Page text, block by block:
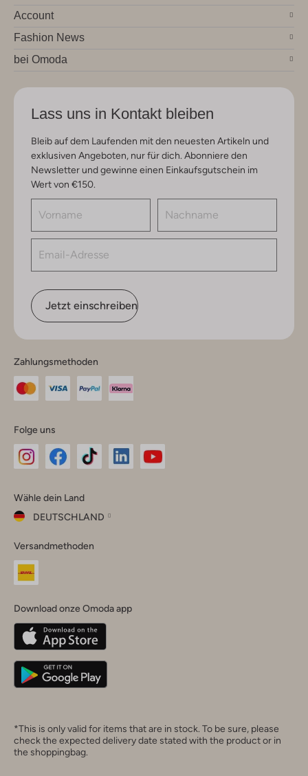
Account
Fashion News
bei Omoda
Lass uns in Kontakt bleiben
Bleib auf dem Laufenden mit den neuesten Artikeln und
exklusiven Angeboten, nur für dich. Abonniere den
Newsletter und gewinne einen Einkaufsgutschein im
Wert von €150.
Jetzt einschreiben
Zahlungsmethoden
Folge uns
Instagram
Facebook
TikTok
Wähle dein Land
DEUTSCHLAND
dein
Land
Belgique(Français)
Deutschland
Versandmethoden
Download onze Omoda app
*This is only valid for items that are in stock. To be sure, please
check the expected delivery date stated with the product or in
the shoppingbag.